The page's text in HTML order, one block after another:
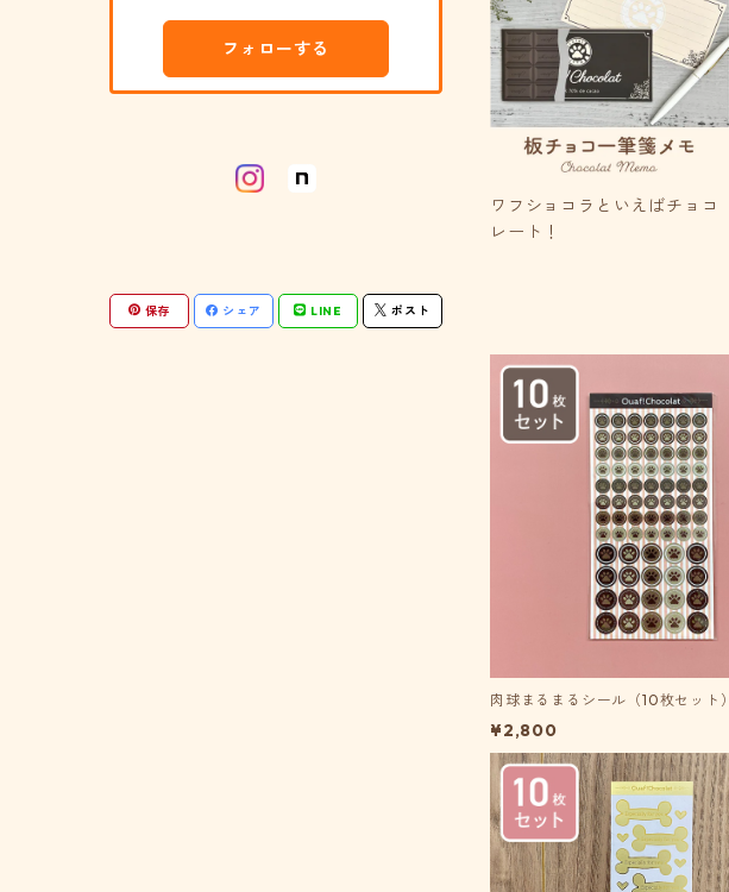
ワフショコラといえばチョコ
レート！
肉球まるまるシール（10枚セット）
¥2,800
タオルハンカチ
ラグジュアリーブックシリーズ
フォローする
保存 シェア LINE ポスト